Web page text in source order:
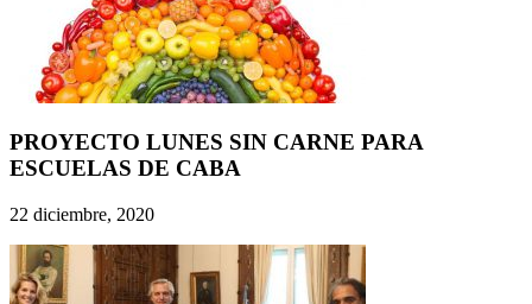
PROYECTO LUNES SIN CARNE PARA
ESCUELAS DE CABA
22 diciembre, 2020